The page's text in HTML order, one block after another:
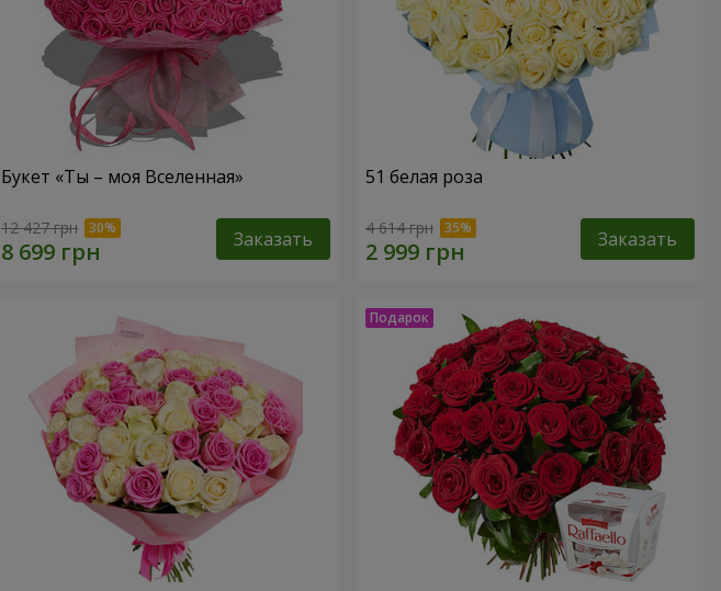
Букет «Ты – моя Вселенная»
12 427 грн Заказать
51 белая роза
4 614 грн Заказать